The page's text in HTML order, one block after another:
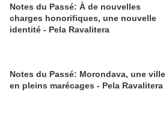
Notes du Passé: À de nouvelles
charges honorifiques, une nouvelle
identité - Pela Ravalitera
Notes du Passé: Morondava, une ville
en pleins marécages - Pela Ravalitera